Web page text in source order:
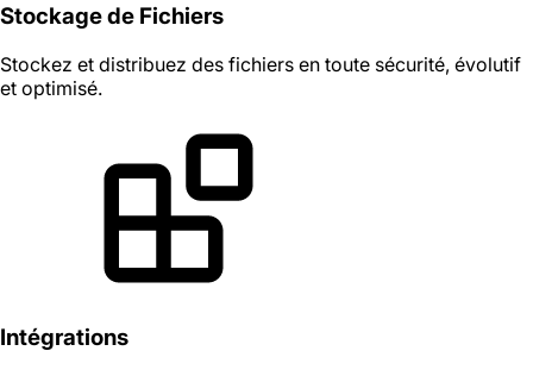
Stockage de Fichiers
Stockez et distribuez des fichiers en toute sécurité, évolutif
et optimisé.
Intégrations